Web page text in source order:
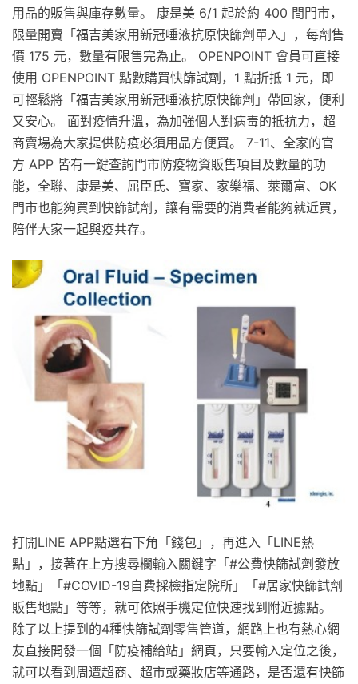
用品的販售與庫存數量。 康是美 6/1 起於約 400 間門市，
限量開賣「福吉美家用新冠唾液抗原快篩劑單入」，每劑售
價 175 元，數量有限售完為止。 OPENPOINT 會員可直接
使用 OPENPOINT 點數購買快篩試劑，1 點折抵 1 元，即
可輕鬆將「福吉美家用新冠唾液抗原快篩劑」帶回家，便利
又安心。 面對疫情升溫，為加強個人對病毒的抵抗力，超
商賣場為大家提供防疫必須用品方便買。 7-11、全家的官
方 APP 皆有一鍵查詢門市防疫物資販售項目及數量的功
能，全聯、康是美、屈臣氏、寶家、家樂福、萊爾富、OK
門市也能夠買到快篩試劑，讓有需要的消費者能夠就近買，
陪伴大家一起與疫共存。
打開LINE APP點選右下角「錢包」，再進入「LINE熱
點」，接著在上方搜尋欄輸入關鍵字「#公費快篩試劑發放
地點」「#COVID-19自費採檢指定院所」「#居家快篩試劑
販售地點」等等，就可依照手機定位快速找到附近據點。
除了以上提到的4種快篩試劑零售管道，網路上也有熱心網
友直接開發一個「防疫補給站」網頁，只要輸入定位之後，
就可以看到周遭超商、超市或藥妝店等通路，是否還有快篩